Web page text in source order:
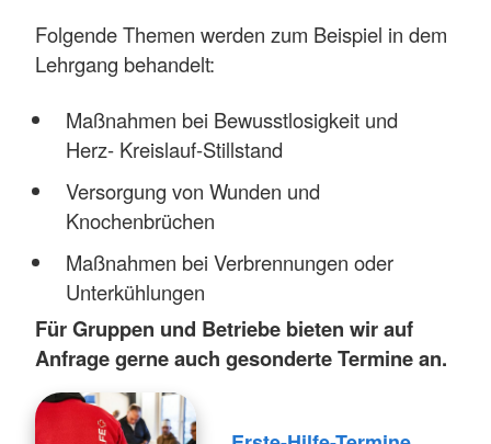
Folgende Themen werden zum Beispiel in dem
Lehrgang behandelt:
Maßnahmen bei Bewusstlosigkeit und
Herz- Kreislauf-Stillstand
Versorgung von Wunden und
Knochenbrüchen
Maßnahmen bei Verbrennungen oder
Unterkühlungen
Für Gruppen und Betriebe bieten wir auf
Anfrage gerne auch gesonderte Termine an.